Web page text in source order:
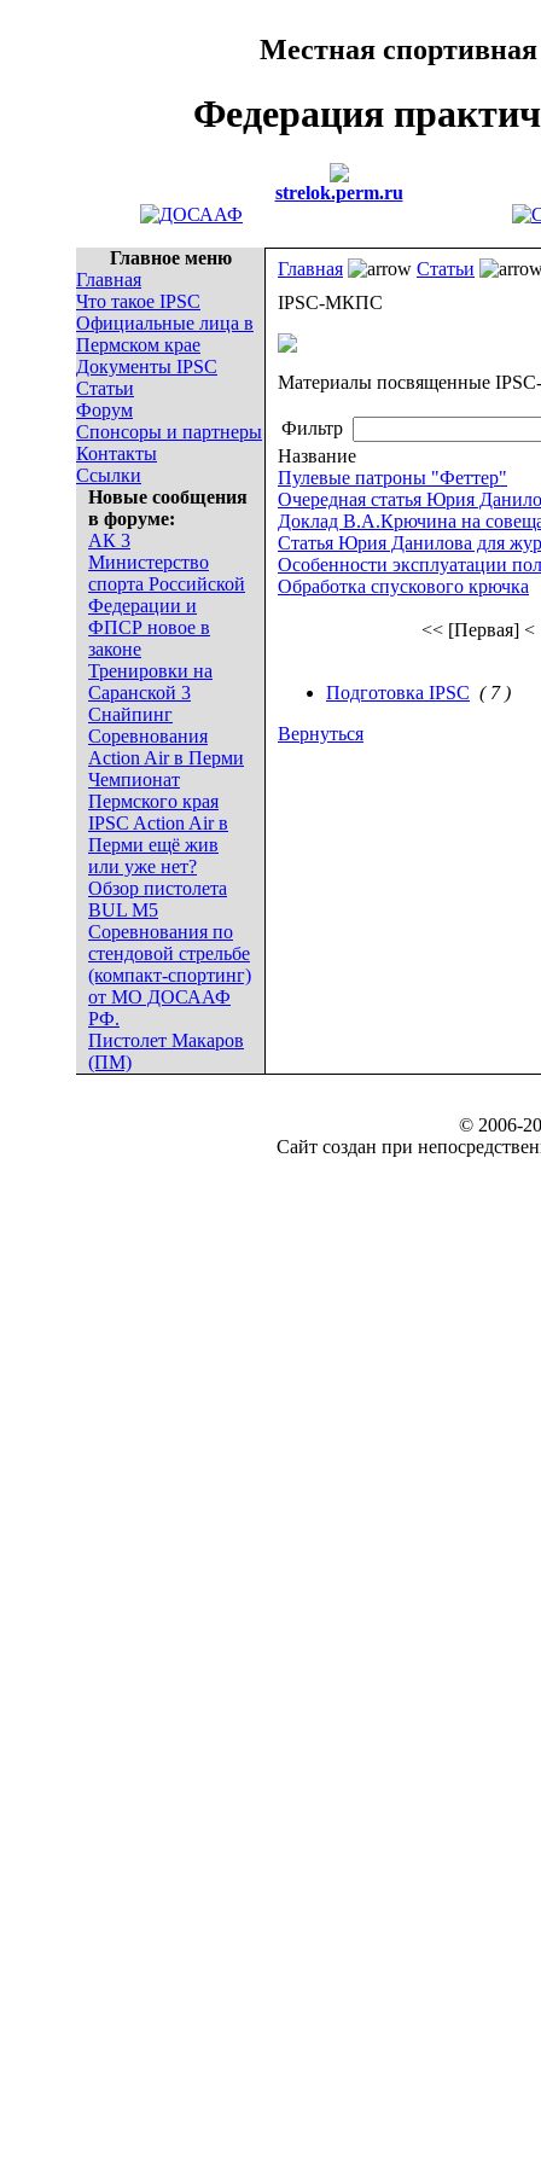
Местная
Федерация
strelok.perm.ru
Главное меню
Главная
Что такое IPSC
Официальные лица в
Пермском крае
Документы IPSC
Статьи
Форум
Спонсоры и партнеры
Контакты
Ссылки
Новые сообщения
в форуме:
АК 3
Министерство
спорта Российской
Федерации и
ФПСР новое в
законе
Тренировки на
Саранской 3
Снайпинг
Соревнования
Action Air в Перми
Чемпионат
Пермского края
IPSC Action Air в
Перми ещё жив
или уже нет?
Обзор пистолета
BUL M5
Соревнования по
стендовой стрельбе
(компакт-спортинг)
от МО ДОСААФ
РФ.
Пистолет Макаров
(ПМ)
Главная
Статьи
IPSC-МКПС
Материалы посвященные
Фильтр
Название
Пулевые патроны "Феттер"
Очередная статья Юрия
Доклад В.А.Крючина на
Статья Юрия Данилова для
Особенности эксплуатации
Обработка спускового крючка
<< [Первая] <
Подготовка IPSC ( 7 )
Вернуться
© 2006-
Сайт создан при